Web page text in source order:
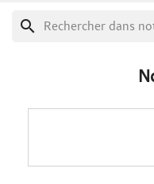
search